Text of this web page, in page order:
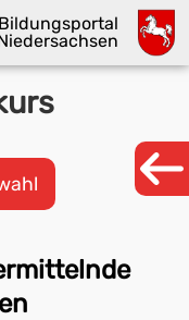
Bildungsportal